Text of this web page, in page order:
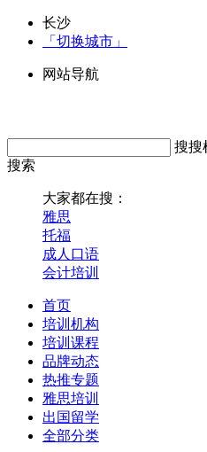
长沙
「切换城市」
网站导航
搜搜
搜索
大家都在搜：
雅思
托福
成人口语
会计培训
首页
培训机构
培训课程
品牌动态
热推专题
雅思培训
出国留学
全部分类